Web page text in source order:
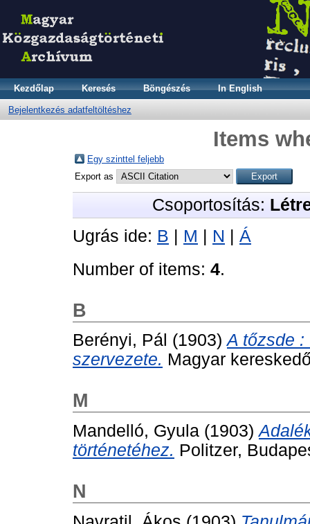
Kezdőlap Keresés Böngészés In English
Bejelentkezés adatfeltöltéshez
Items
Egy szinttel feljebb
Export as
Csoportosítás:
Ugrás ide: B | M | N | Á
Number of items: 4.
B
Berényi, Pál (1903)A tőzsde :
szervezete. Magyar
M
Mandelló, Gyula (1903)
történetéhez. Politzer,
N